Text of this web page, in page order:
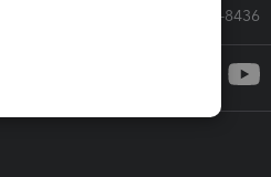
Call Sales: 833-564-8436